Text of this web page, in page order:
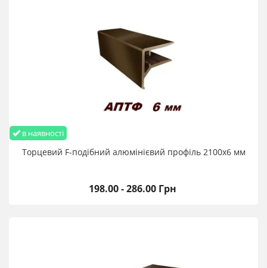
в наявності
Торцевий F-подібний алюмінієвий профіль 2100х6 мм
198.00 - 286.00 Грн